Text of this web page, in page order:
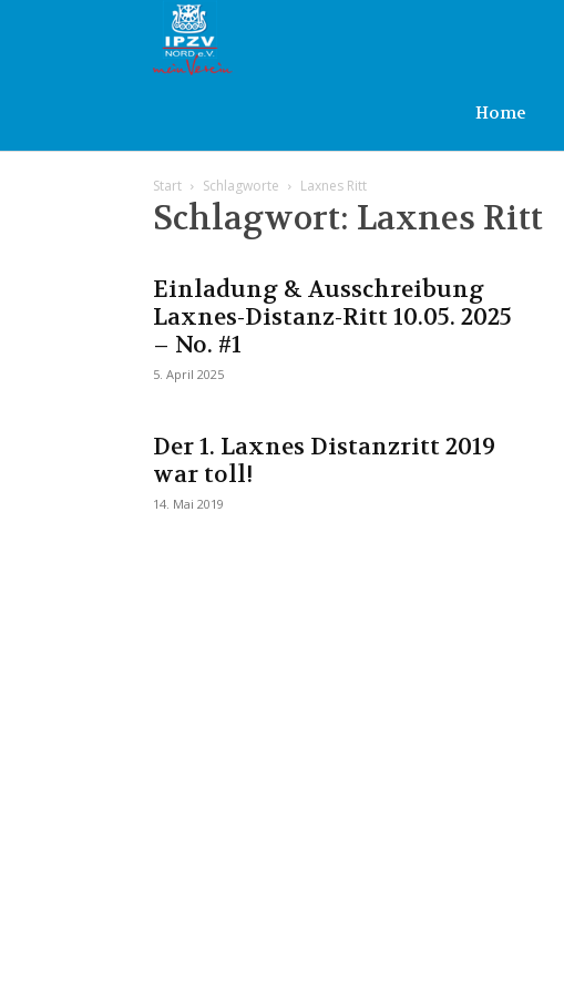
Home
Start Schlagworte Laxnes Ritt
Schlagwort: Laxnes Ritt
Einladung & Ausschreibung
Laxnes-Distanz-Ritt 10.05. 2025
– No. #1
5. April 2025
Der 1. Laxnes Distanzritt 2019
war toll!
14. Mai 2019